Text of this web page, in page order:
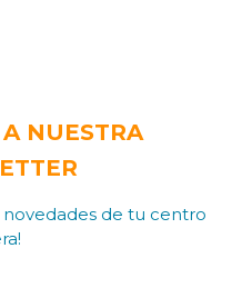
NUESTRA
novedades de tu centro